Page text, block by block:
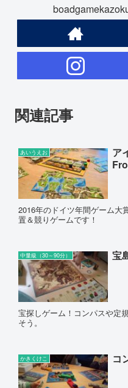
関連記事
あいうえお
ア
2016年のドイツ年間ゲーム大
置＆競りゲームです！
中量級（30～90分） 宝
宝探しゲーム！コンパスや定
そう。
かきくけこ コ